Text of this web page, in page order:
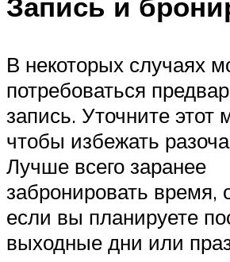
В некоторых случаях
потребоваться
запись. Уточните этот
чтобы избежать
Лучше всего заранее
забронировать время,
если вы планируете
выходные дни или